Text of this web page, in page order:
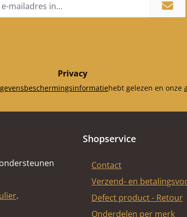
Privacy
hebt gelezen en onze
.
Shopservice
Contact
Verzend- en
Defect product - Retour
Onderdelen per merk